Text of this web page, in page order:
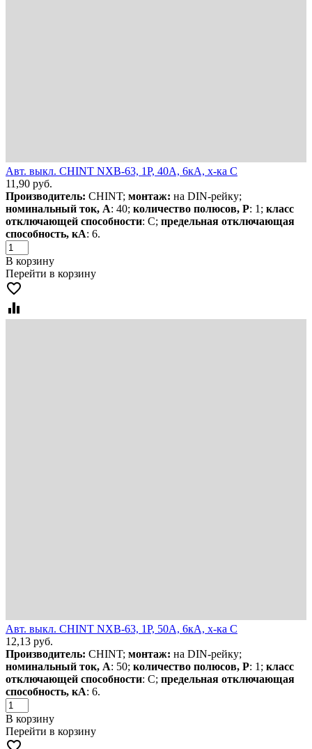
Авт. выкл. CHINT NXB-63, 1P, 40А, 6кА, х-ка C
11,90 руб.
Производитель: CHINT; монтаж: на DIN-рейку;
номинальный ток, А: 40; количество полюсов, Р: 1; класс
отключающей способности: С; предельная отключающая
способность, кА: 6.
В корзину
Перейти в корзину
favorite_border
equalizer
Авт. выкл. CHINT NXB-63, 1P, 50А, 6кА, х-ка C
12,13 руб.
Производитель: CHINT; монтаж: на DIN-рейку;
номинальный ток, А: 50; количество полюсов, Р: 1; класс
отключающей способности: С; предельная отключающая
способность, кА: 6.
В корзину
Перейти в корзину